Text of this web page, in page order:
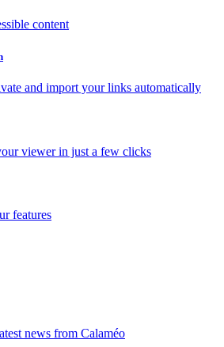
content
and import your links automatically
viewer in just a few clicks
features
news from Calaméo